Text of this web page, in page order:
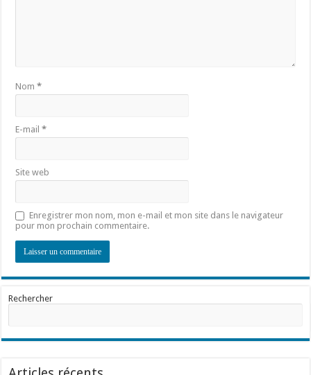
Nom*
E-mail*
Site web
Enregistrer mon nom, mon e-mail et mon site dans le navigateur
pour mon prochain commentaire.
Rechercher